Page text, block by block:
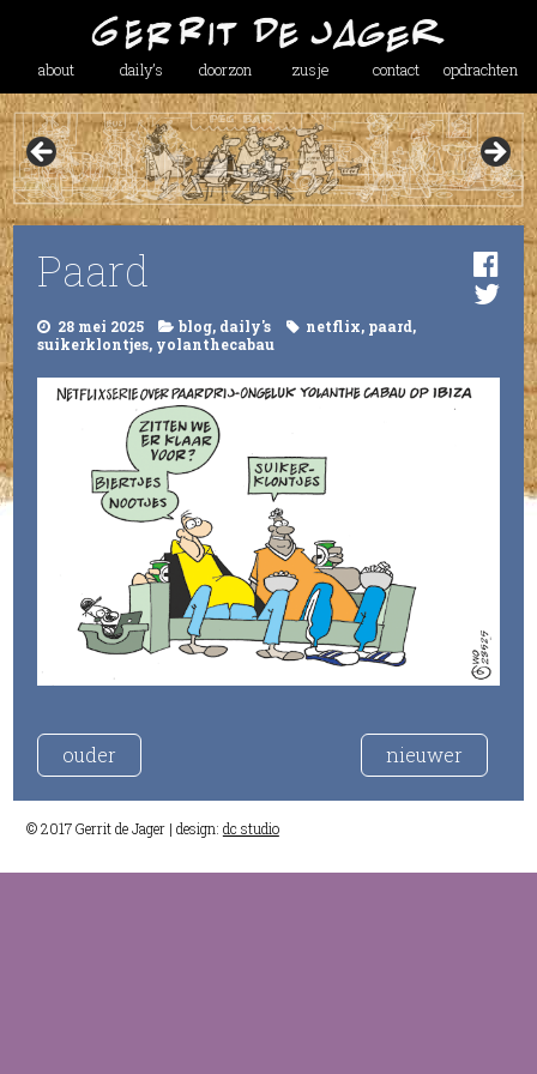
about daily’s doorzon zusje contact opdrachten
Paard
28 mei 2025 blog, daily's netflix, paard,
suikerklontjes, yolanthecabau
ouder nieuwer
© 2017 Gerrit de Jager | design: dc studio